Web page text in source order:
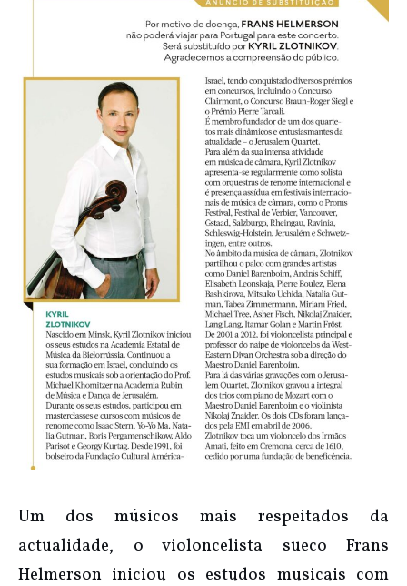
Um dos músicos mais respeitados da
actualidade, o violoncelista sueco Frans
Helmerson iniciou os estudos musicais com